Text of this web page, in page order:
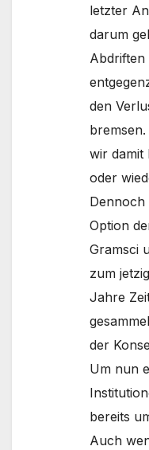
letzter
darum
Abdriften
den
wir damit
oder
Dennoch
Option
Gramsci
zum
Jahre
der
Um nun
bereits
Auch